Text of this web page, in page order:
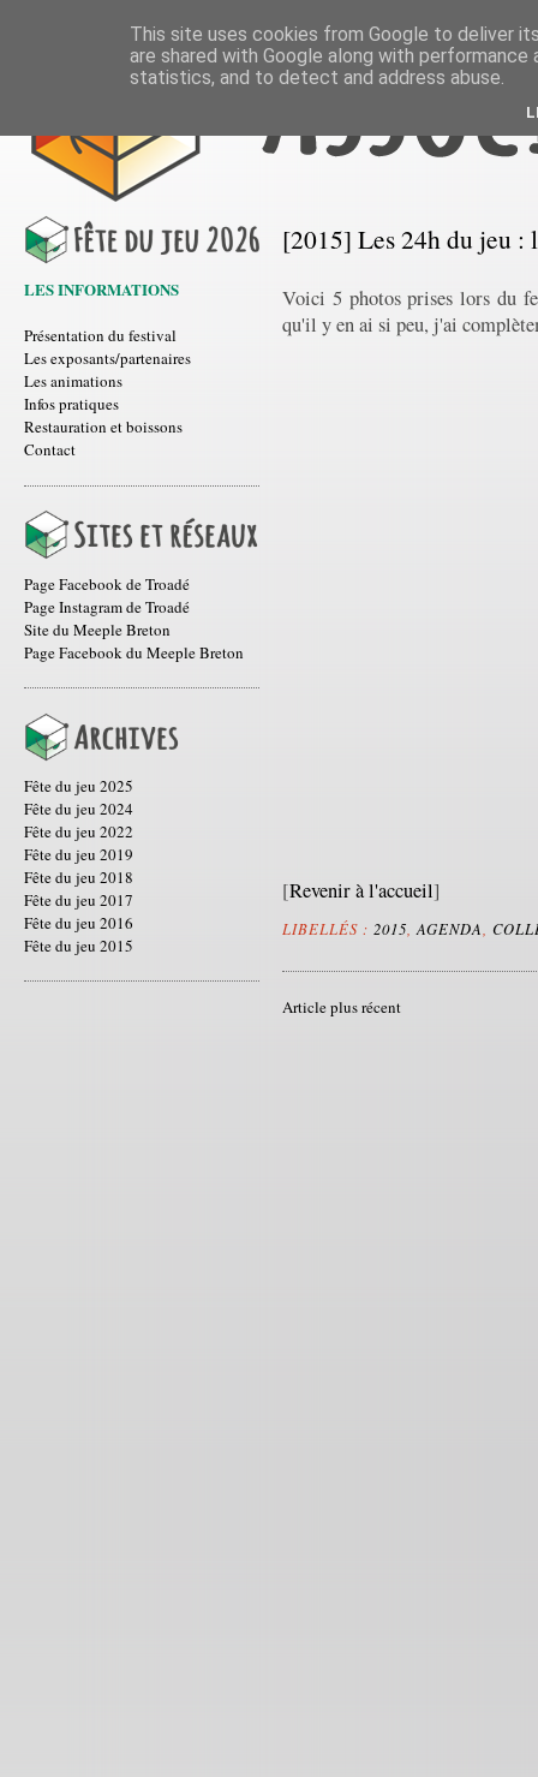
LES INFORMATIONS
Présentation du festival
Les exposants/partenaires
Les animations
Infos pratiques
Restauration et boissons
Contact
Page Facebook de Troadé
Page Instagram de Troadé
Site du Meeple Breton
Page Facebook du Meeple Breton
Fête du jeu 2025
Fête du jeu 2024
Fête du jeu 2022
Fête du jeu 2019
Fête du jeu 2018
Fête du jeu 2017
Fête du jeu 2016
Fête du jeu 2015
[2015] Les 24h du jeu :
Voici 5 photos prises lors du
qu'il y en ai si peu, j'ai
[Revenir à l'accueil]
LIBELLÉS : 2015 ,AGENDA ,
Article plus récent
This site uses cookies from Google to deliver
are shared with Google along with
statistics, and to detect and address abuse.